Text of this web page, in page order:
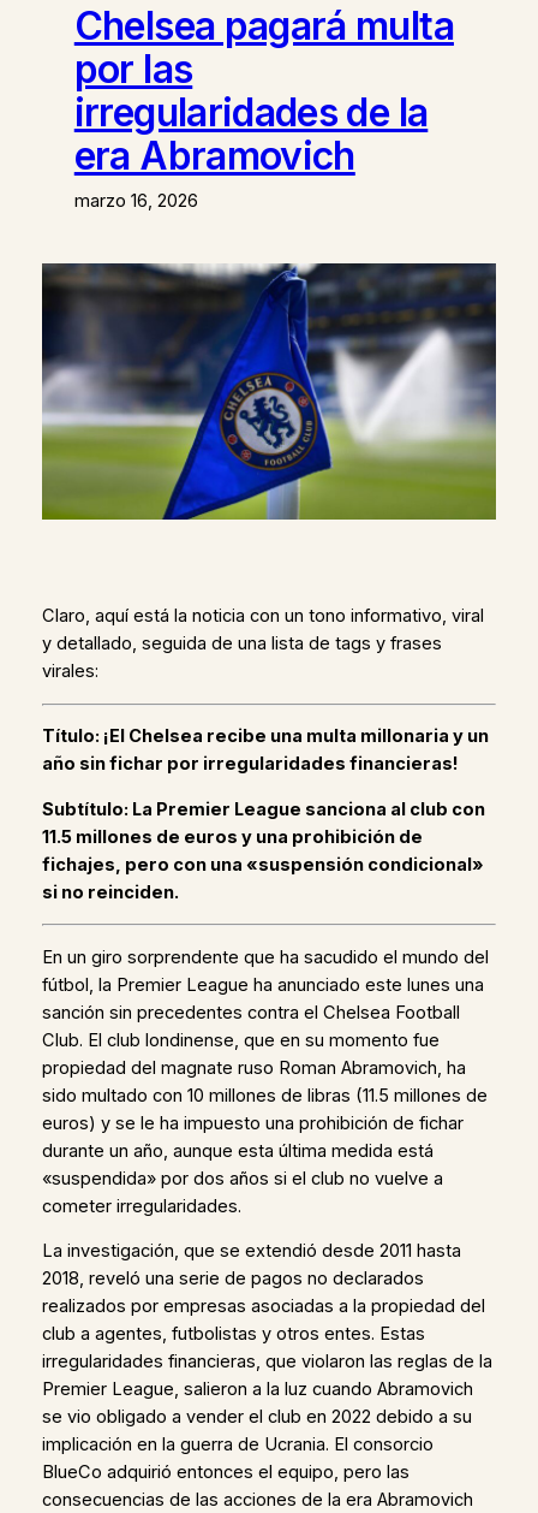
Chelsea pagará multa
por las
irregularidades de la
era Abramovich
marzo 16, 2026
Claro, aquí está la noticia con un tono informativo, viral
y detallado, seguida de una lista de tags y frases
virales:
Título: ¡El Chelsea recibe una multa millonaria y un
año sin fichar por irregularidades financieras!
Subtítulo: La Premier League sanciona al club con
11.5 millones de euros y una prohibición de
fichajes, pero con una «suspensión condicional»
si no reinciden.
En un giro sorprendente que ha sacudido el mundo del
fútbol, la Premier League ha anunciado este lunes una
sanción sin precedentes contra el Chelsea Football
Club. El club londinense, que en su momento fue
propiedad del magnate ruso Roman Abramovich, ha
sido multado con 10 millones de libras (11.5 millones de
euros) y se le ha impuesto una prohibición de fichar
durante un año, aunque esta última medida está
«suspendida» por dos años si el club no vuelve a
cometer irregularidades.
La investigación, que se extendió desde 2011 hasta
2018, reveló una serie de pagos no declarados
realizados por empresas asociadas a la propiedad del
club a agentes, futbolistas y otros entes. Estas
irregularidades financieras, que violaron las reglas de la
Premier League, salieron a la luz cuando Abramovich
se vio obligado a vender el club en 2022 debido a su
implicación en la guerra de Ucrania. El consorcio
BlueCo adquirió entonces el equipo, pero las
consecuencias de las acciones de la era Abramovich